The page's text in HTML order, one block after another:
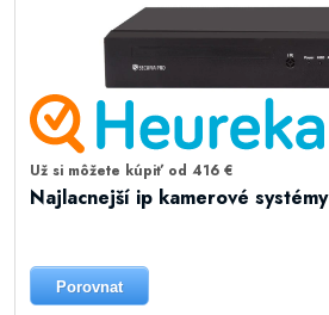
Už si môžete kúpiť od 416 €
Najlacnejší ip kamerové systémy
Porovnat